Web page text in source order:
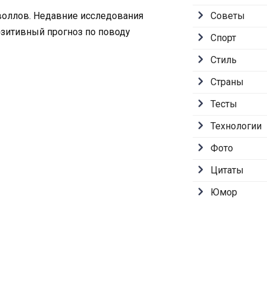
Недавние исследования
прогноз по поводу
Советы
Спорт
Стиль
Страны
Тесты
Технологии
Фото
Цитаты
Юмор